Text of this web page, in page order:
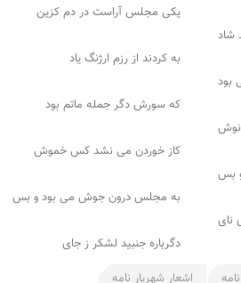
یکی مجلس آراست در دم کزین
شاد
به کردند از رزم ارژنگ یاد
بود
که سورش دگر جمله ماتم بود
نوش
کاز خوردن می نشد کس خموش
بس
به مجلس درون جوش می بود و بس
نای
دگرباره جنبید لشکر ز جای
اشعار شهریار نامه